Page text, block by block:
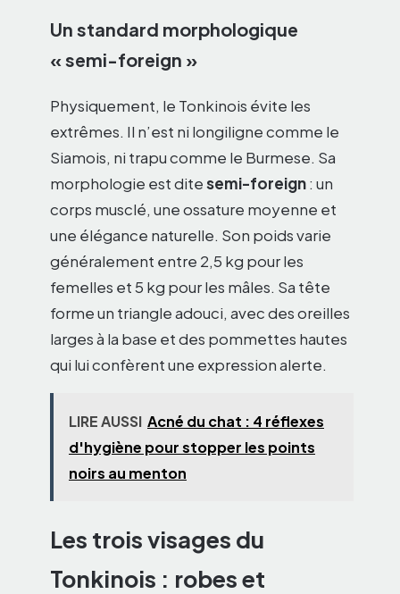
Un standard morphologique
« semi-foreign »
Physiquement, le Tonkinois évite les
extrêmes. Il n’est ni longiligne comme le
Siamois, ni trapu comme le Burmese. Sa
morphologie est ditesemi-foreign: un
corps musclé, une ossature moyenne et
une élégance naturelle. Son poids varie
généralement entre 2,5 kg pour les
femelles et 5 kg pour les mâles. Sa tête
forme un triangle adouci, avec des oreilles
larges à la base et des pommettes hautes
qui lui confèrent une expression alerte.
LIRE AUSSI Acné du chat : 4 réflexes
d'hygiène pour stopper les points
noirs au menton
Les trois visages du
Tonkinois : robes et